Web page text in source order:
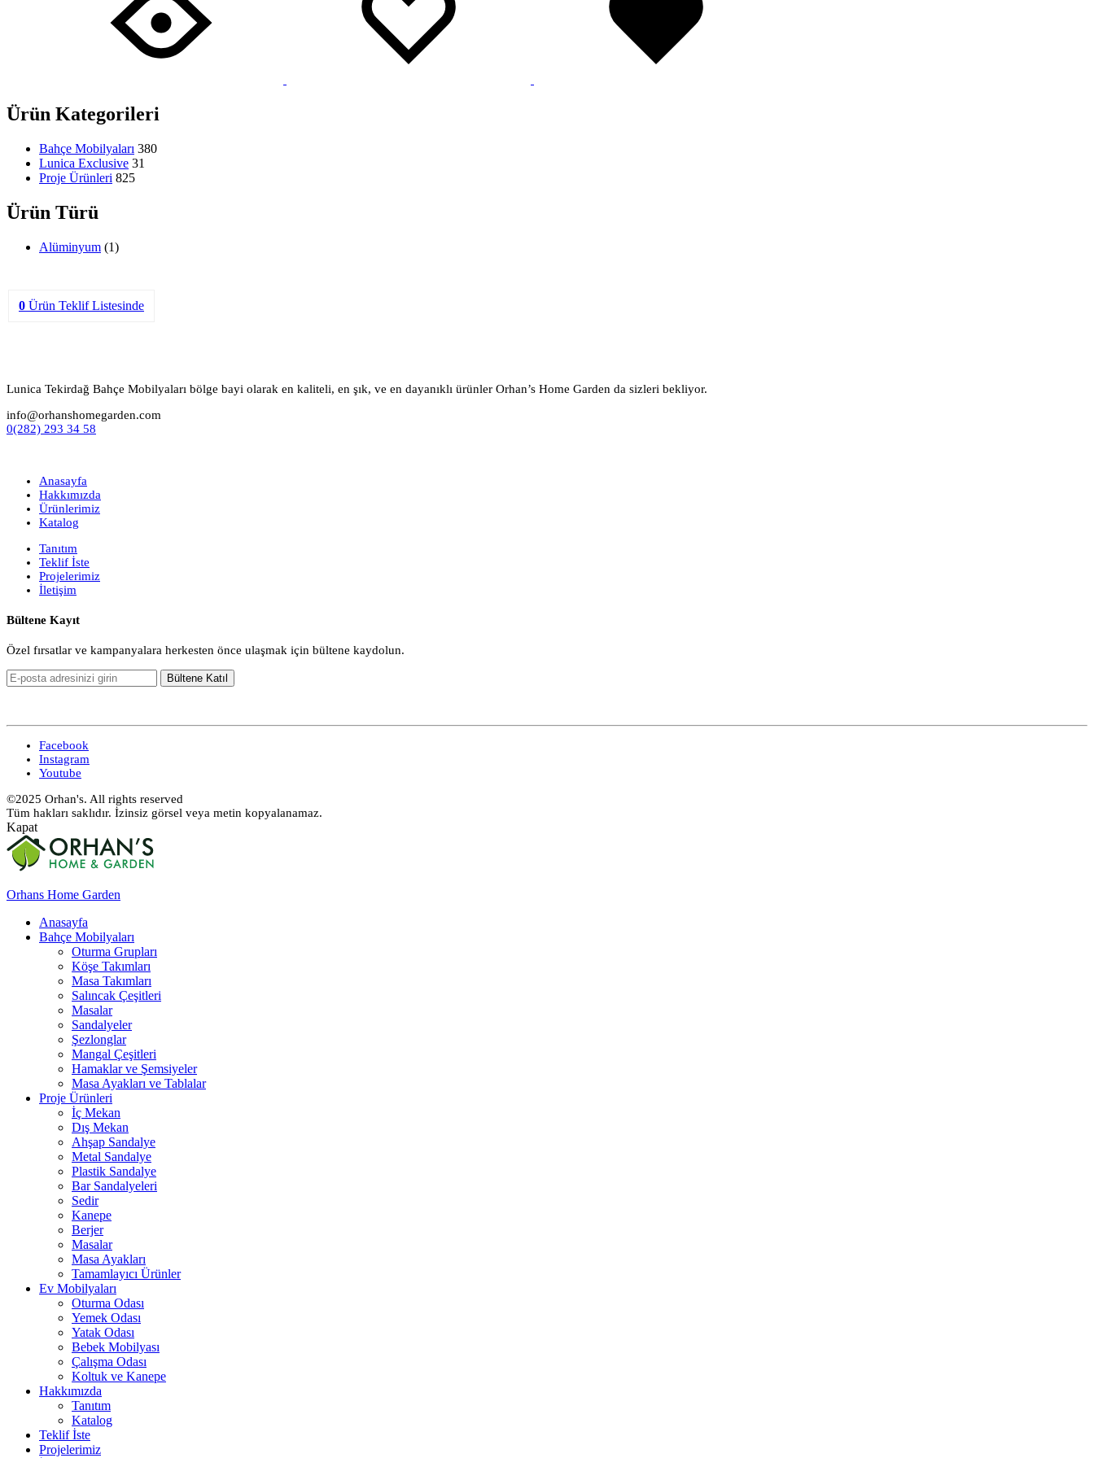
Ürün Kategorileri
Bahçe Mobilyaları 380
Lunica Exclusive 31
Proje Ürünleri 825
Ürün Türü
Alüminyum (1)
0 Ürün Teklif Listesinde
Lunica Tekirdağ Bahçe Mobilyaları bölge bayi olarak en kaliteli, en şık, ve en dayanıklı ürünler Orhan’s Home Garden da sizleri bekliyor.
info@orhanshomegarden.com
0(282) 293 34 58
Anasayfa
Hakkımızda
Ürünlerimiz
Katalog
Tanıtım
Teklif İste
Projelerimiz
İletişim
Bültene Kayıt
Özel fırsatlar ve kampanyalara herkesten önce ulaşmak için bültene kaydolun.
Facebook
Instagram
Youtube
©2025 Orhan's. All rights reserved
Tüm hakları saklıdır. İzinsiz görsel veya metin kopyalanamaz.
Kapat
Orhans Home Garden
Anasayfa
Bahçe Mobilyaları
Oturma Grupları
Köşe Takımları
Masa Takımları
Salıncak Çeşitleri
Masalar
Sandalyeler
Şezlonglar
Mangal Çeşitleri
Hamaklar ve Şemsiyeler
Masa Ayakları ve Tablalar
Proje Ürünleri
İç Mekan
Dış Mekan
Ahşap Sandalye
Metal Sandalye
Plastik Sandalye
Bar Sandalyeleri
Sedir
Kanepe
Berjer
Masalar
Masa Ayakları
Tamamlayıcı Ürünler
Ev Mobilyaları
Oturma Odası
Yemek Odası
Yatak Odası
Bebek Mobilyası
Çalışma Odası
Koltuk ve Kanepe
Hakkımızda
Tanıtım
Katalog
Teklif İste
Projelerimiz